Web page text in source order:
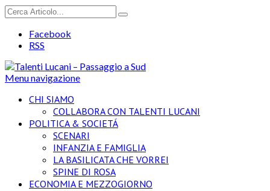
Facebook
RSS
Menu navigazione
CHI SIAMO
COLLABORA CON TALENTI LUCANI
POLITICA & SOCIETÁ
SCENARI
INFANZIA E FAMIGLIA
LA BASILICATA CHE VORREI
SPINE DI ROSA
ECONOMIA E MEZZOGIORNO